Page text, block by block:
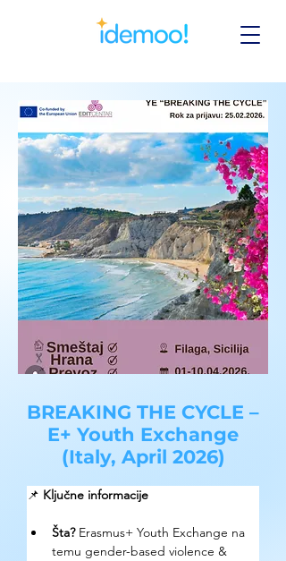
BREAKING THE CYCLE –
E+ Youth Exchange
(Italy, April 2026)
📌 Ključne informacije
Šta? Erasmus+ Youth Exchange na
temu gender-based violence &